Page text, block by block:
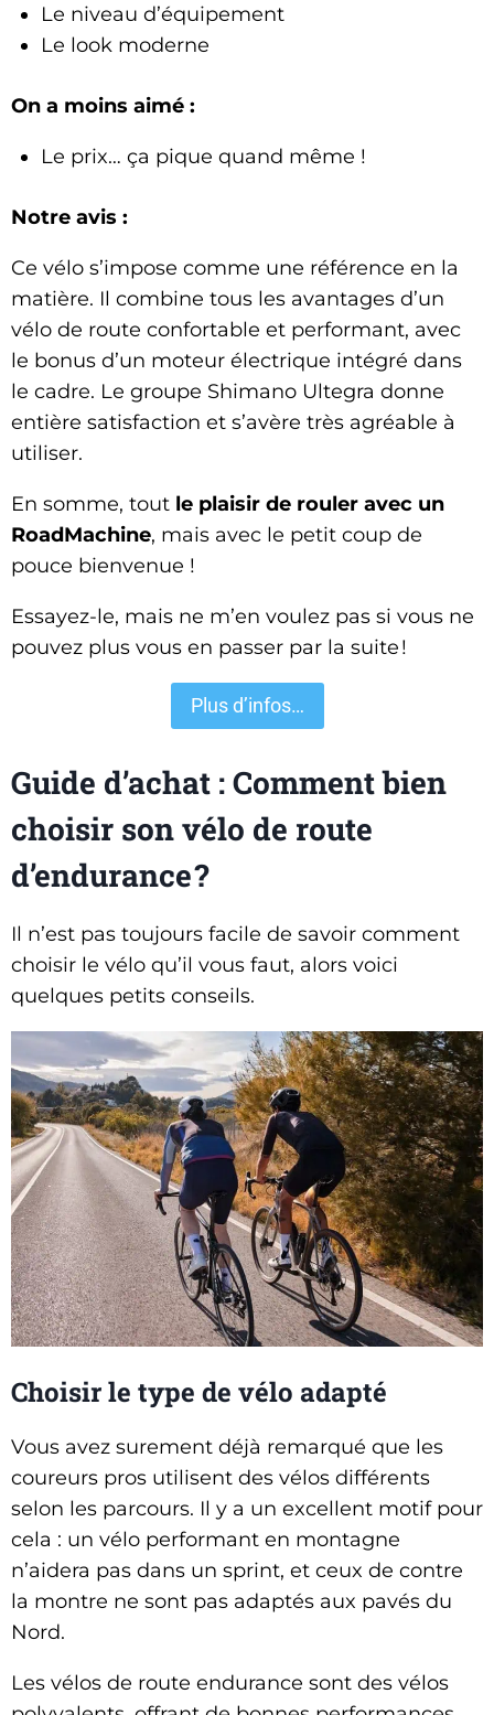
Le niveau d’équipement
Le look moderne
On a moins aimé :
Le prix… ça pique quand même !
Notre avis :
Ce vélo s’impose comme une référence en la
matière. Il combine tous les avantages d’un
vélo de route confortable et performant, avec
le bonus d’un moteur électrique intégré dans
le cadre. Le groupe Shimano Ultegra donne
entière satisfaction et s’avère très agréable à
utiliser.
En somme, tout le plaisir de rouler avec un
RoadMachine, mais avec le petit coup de
pouce bienvenue !
Essayez-le, mais ne m’en voulez pas si vous ne
pouvez plus vous en passer par la suite !
Plus d’infos…
Guide d’achat : Comment bien
choisir son vélo de route
d’endurance ?
Il n’est pas toujours facile de savoir comment
choisir le vélo qu’il vous faut, alors voici
quelques petits conseils.
Choisir le type de vélo adapté
Vous avez surement déjà remarqué que les
coureurs pros utilisent des vélos différents
selon les parcours. Il y a un excellent motif pour
cela : un vélo performant en montagne
n’aidera pas dans un sprint, et ceux de contre
la montre ne sont pas adaptés aux pavés du
Nord.
Les vélos de route endurance sont des vélos